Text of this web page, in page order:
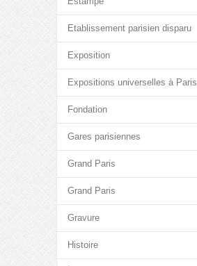
Etablissement parisien disparu
Exposition
Expositions universelles à Paris
Fondation
Gares parisiennes
Grand Paris
Grand Paris
Gravure
Histoire